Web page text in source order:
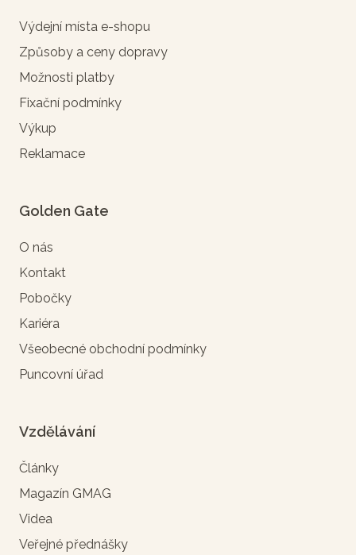
Výdejní místa e-shopu
Způsoby a ceny dopravy
Možnosti platby
Fixační podmínky
Výkup
Reklamace
Golden Gate
O nás
Kontakt
Pobočky
Kariéra
Všeobecné obchodní podmínky
Puncovní úřad
Vzdělávání
Články
Magazín GMAG
Videa
Veřejné přednášky